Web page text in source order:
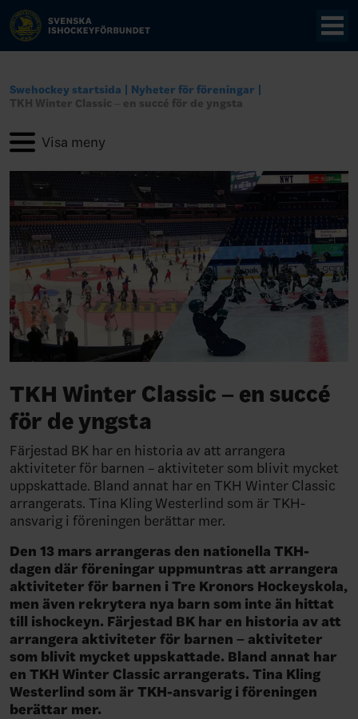
Swehockey startsida
Nyheter för föreningar
TKH Winter Classic – en succé för de yngsta
TKH Winter Classic – en succé
för de yngsta
Färjestad BK har en historia av att arrangera
aktiviteter för barnen – aktiviteter som blivit mycket
uppskattade. Bland annat har en TKH Winter Classic
arrangerats. Tina Kling Westerlind som är TKH-
ansvarig i föreningen berättar mer.
Den 13 mars arrangeras den nationella TKH-
dagen där föreningar uppmuntras att arrangera
aktiviteter för barnen i Tre Kronors Hockeyskola,
men även rekrytera nya barn som inte än hittat
till ishockeyn. Färjestad BK har en historia av att
arrangera aktiviteter för barnen – aktiviteter
som blivit mycket uppskattade. Bland annat har
en TKH Winter Classic arrangerats. Tina Kling
Westerlind som är TKH-ansvarig i föreningen
berättar mer.